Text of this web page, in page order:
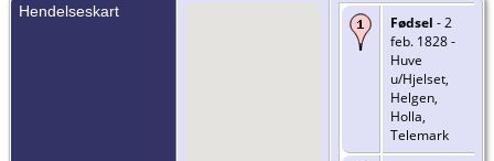
Hendelseskart
Fødsel - 2
feb. 1828 -
Huve
u/Hjelset,
Helgen,
Holla,
Telemark